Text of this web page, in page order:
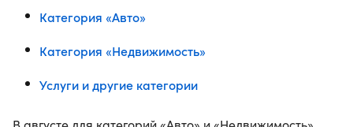
Категория «Авто»
Категория «Недвижимость»
Услуги и другие категории